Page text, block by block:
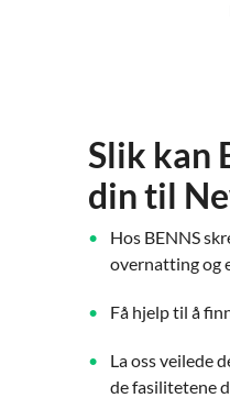
Slik kan
din til
Hos BENNS
overnatting og
Få hjelp til å
La oss veilede
de fasilitetene